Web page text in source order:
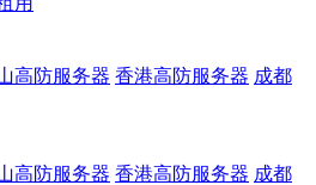
高防服务器 香港高防服务器 成都
高防服务器 香港高防服务器 成都